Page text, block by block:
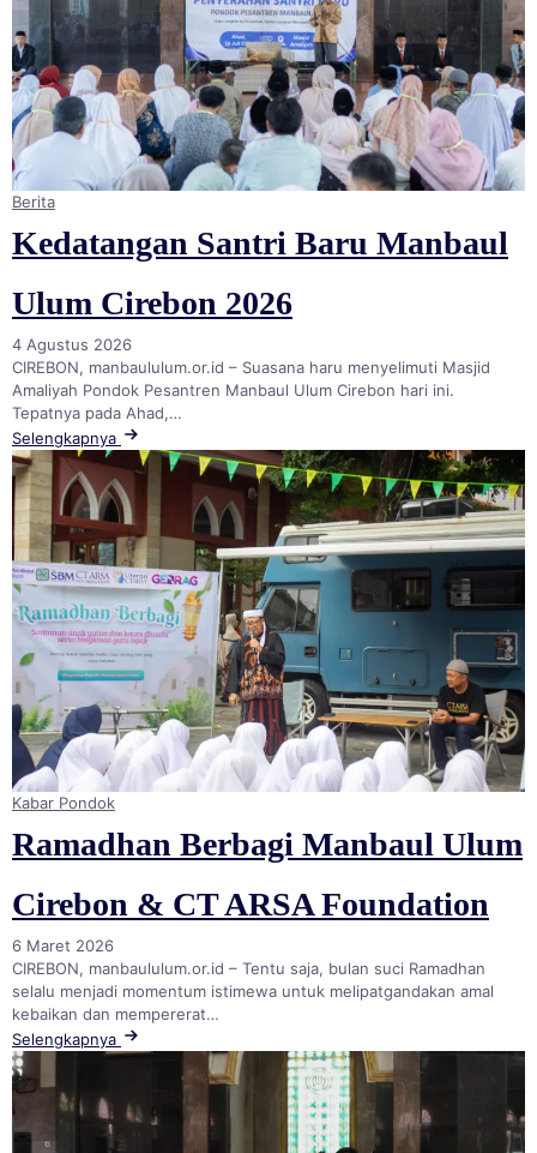
Berita
Kedatangan Santri Baru Manbaul
Ulum Cirebon 2026
4 Agustus 2026
CIREBON, manbaululum.or.id – Suasana haru menyelimuti Masjid
Amaliyah Pondok Pesantren Manbaul Ulum Cirebon hari ini.
Tepatnya pada Ahad,…
Selengkapnya
Kabar Pondok
Ramadhan Berbagi Manbaul Ulum
Cirebon & CT ARSA Foundation
6 Maret 2026
CIREBON, manbaululum.or.id – Tentu saja, bulan suci Ramadhan
selalu menjadi momentum istimewa untuk melipatgandakan amal
kebaikan dan mempererat…
Selengkapnya